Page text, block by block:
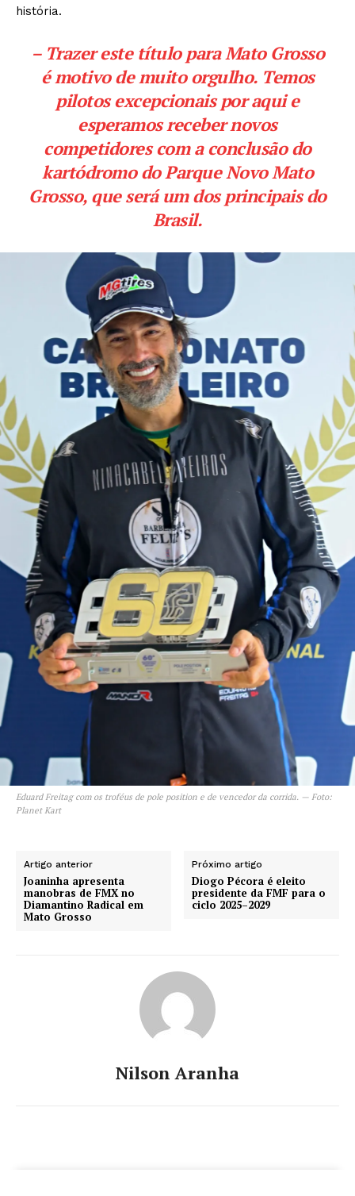
história.
– Trazer este título para Mato Grosso
é motivo de muito orgulho. Temos
pilotos excepcionais por aqui e
esperamos receber novos
competidores com a conclusão do
kartódromo do Parque Novo Mato
Grosso, que será um dos principais do
Brasil.
Eduard Freitag com os troféus de pole position e de vencedor da corrida. — Foto:
Planet Kart
Artigo anterior
Joaninha apresenta
manobras de FMX no
Diamantino Radical em
Mato Grosso
Próximo artigo
Diogo Pécora é eleito
presidente da FMF para o
ciclo 2025–2029
Nilson Aranha